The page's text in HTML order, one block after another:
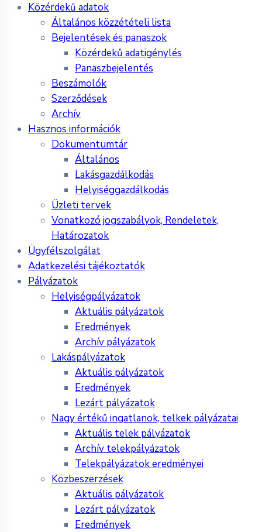
Közérdekű adatok
Általános közzétételi lista
Bejelentések és panaszok
Közérdekű adatigénylés
Panaszbejelentés
Beszámolók
Szerződések
Archív
Hasznos információk
Dokumentumtár
Általános
Lakásgazdálkodás
Helyiséggazdálkodás
Üzleti tervek
Vonatkozó jogszabályok, Rendeletek,
Határozatok
Ügyfélszolgálat
Adatkezelési tájékoztatók
Pályázatok
Helyiségpályázatok
Aktuális pályázatok
Eredmények
Archív pályázatok
Lakáspályázatok
Aktuális pályázatok
Eredmények
Lezárt pályázatok
Nagy értékű ingatlanok, telkek pályázatai
Aktuális telek pályázatok
Archív telekpályázatok
Telekpályázatok eredményei
Közbeszerzések
Aktuális pályázatok
Lezárt pályázatok
Eredmények